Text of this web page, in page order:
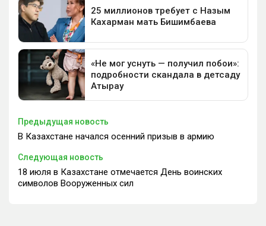
Предыдущая новость
В Казахстане начался осенний призыв в армию
Следующая новость
18 июля в Казахстане отмечается День воинских
символов Вооруженных сил